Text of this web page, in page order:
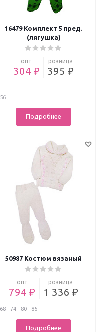
16479 Комплект 5 пред.
(лягушка)
опт
304 ₽
розница
395 ₽
56
Подробнее
50987 Костюм вязаный
опт
794 ₽
розница
1 336 ₽
68 74 80 86
Подробнее